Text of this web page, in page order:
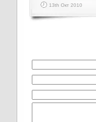
13th Окт 2010